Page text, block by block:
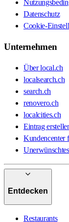
Datenschutz
Cookie-
Unternehmen
Über local.ch
localsearch.ch
search.ch
renovero.ch
localcities.ch
Eintrag
Kundencenter
Entdecken
Restaurants